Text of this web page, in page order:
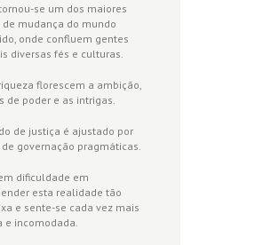
se um dos maiores
de mudança do mundo
onde confluem gentes
diversas fés e culturas.
florescem a ambição,
de poder e as intrigas.
de justiça é ajustado por
governação pragmáticas.
dificuldade em
esta realidade tão
e sente-se cada vez mais
e incomodada.